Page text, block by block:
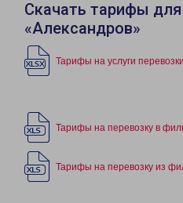
Скачать тарифы
«Александров»
Тарифы на услуги перевозки
Тарифы на перевозку в
Тарифы на перевозку из